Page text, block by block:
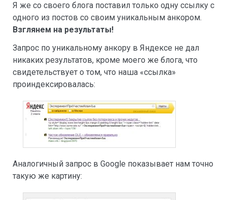
Я же со своего блога поставил только одну ссылку с
одного из постов со своим уникальным анкором.
Взглянем на результаты!
Запрос по уникальному анкору в Яндексе не дал
никаких результатов, кроме моего же блога, что
свидетельствует о том, что наша «ссылка»
проиндексировалась:
Аналогичный запрос в Google показывает нам точно
такую же картину: